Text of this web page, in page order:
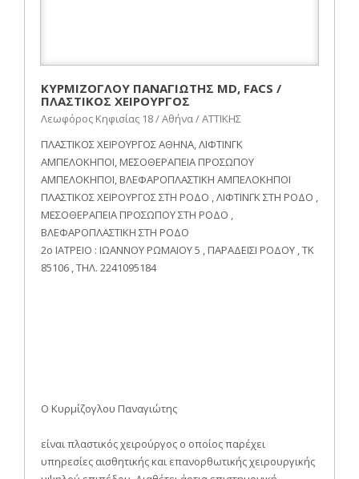
ΚΥΡΜΙΖΟΓΛΟΥ ΠΑΝΑΓΙΩΤΗΣ MD, FACS /
ΠΛΑΣΤΙΚΟΣ ΧΕΙΡΟΥΡΓΟΣ
Λεωφόρος Κηφισίας 18 / Αθήνα / ΑΤΤΙΚΗΣ
ΠΛΑΣΤΙΚΟΣ ΧΕΙΡΟΥΡΓΟΣ ΑΘΗΝΑ, ΛΙΦΤΙΝΓΚ
ΑΜΠΕΛΟΚΗΠΟΙ, ΜΕΣΟΘΕΡΑΠΕΙΑ ΠΡΟΣΩΠΟΥ
ΑΜΠΕΛΟΚΗΠΟΙ, ΒΛΕΦΑΡΟΠΛΑΣΤΙΚΗ ΑΜΠΕΛΟΚΗΠΟΙ
ΠΛΑΣΤΙΚΟΣ ΧΕΙΡΟΥΡΓΟΣ ΣΤΗ ΡΟΔΟ , ΛΙΦΤΙΝΓΚ ΣΤΗ ΡΟΔΟ ,
ΜΕΣΟΘΕΡΑΠΕΙΑ ΠΡΟΣΩΠΟΥ ΣΤΗ ΡΟΔΟ ,
ΒΛΕΦΑΡΟΠΛΑΣΤΙΚΗ ΣΤΗ ΡΟΔΟ
2ο ΙΑΤΡΕΙΟ : ΙΩΑΝΝΟΥ ΡΩΜΑΙΟΥ 5 , ΠΑΡΑΔΕΙΣΙ ΡΟΔΟΥ , ΤΚ
85106 , ΤΗΛ. 2241095184
Ο Κυρμίζογλου Παναγιώτης
είναι πλαστικός χειρούργος ο οποίος παρέχει
υπηρεσίες αισθητικής και επανορθωτικής χειρουργικής